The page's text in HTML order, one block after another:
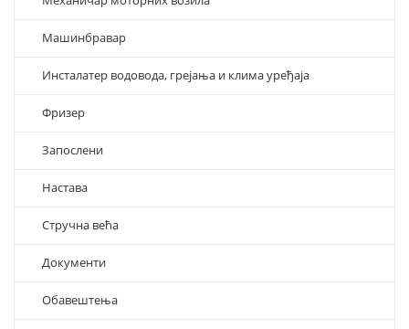
Машинбравар
Инсталатер водовода, грејања и клима уређаја
Фризер
Запослени
Настава
Стручна већа
Документи
Обавештења